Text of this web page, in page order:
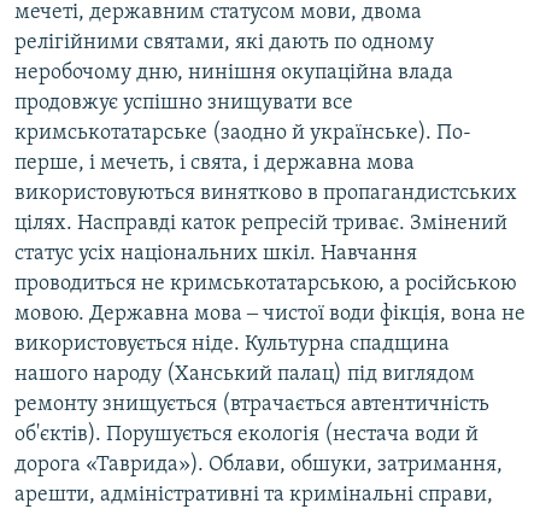
мечеті, державним статусом мови, двома
релігійними святами, які дають по одному
неробочому дню, нинішня окупаційна влада
продовжує успішно знищувати все
кримськотатарське (заодно й українське). По-
перше, і мечеть, і свята, і державна мова
використовуються винятково в пропагандистських
цілях. Насправді каток репресій триває. Змінений
статус усіх національних шкіл. Навчання
проводиться не кримськотатарською, а російською
мовою. Державна мова ‒ чистої води фікція, вона не
використовується ніде. Культурна спадщина
нашого народу (Ханський палац) під виглядом
ремонту знищується (втрачається автентичність
об'єктів). Порушується екологія (нестача води й
дорога «Таврида»). Облави, обшуки, затримання,
арешти, адміністративні та кримінальні справи,